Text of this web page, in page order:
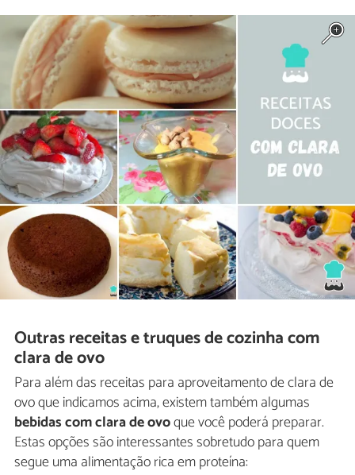
Outras receitas e truques de cozinha com
clara de ovo
Para além das receitas para aproveitamento de clara de
ovo que indicamos acima, existem também algumas
bebidas com clara de ovoque você poderá preparar.
Estas opções são interessantes sobretudo para quem
segue uma alimentação rica em proteína: